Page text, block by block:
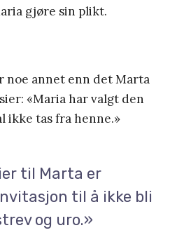
gjøre sin plikt.
noe annet enn det Marta
«Maria har valgt den
ikke tas fra henne.»
til Marta er
til å ikke bli
og uro.»